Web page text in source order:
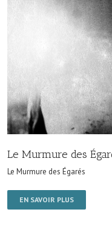
Le Murmure des
Le Murmure des Égarés
EN SAVOIR PLUS